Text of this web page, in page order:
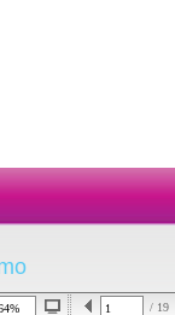
/ 19